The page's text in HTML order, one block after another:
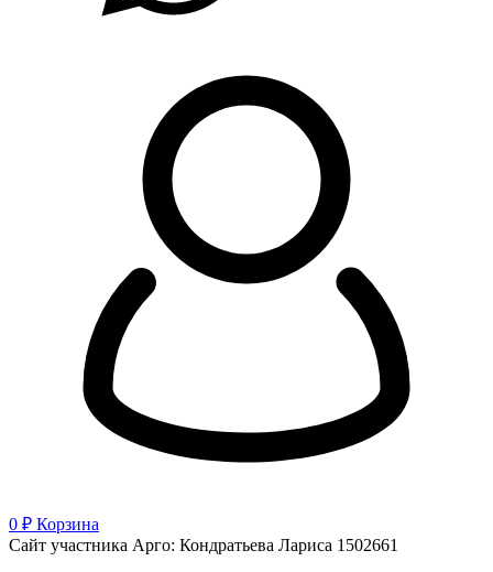
0 ₽ Корзина
Сайт участника Арго: Кондратьева Лариса 1502661